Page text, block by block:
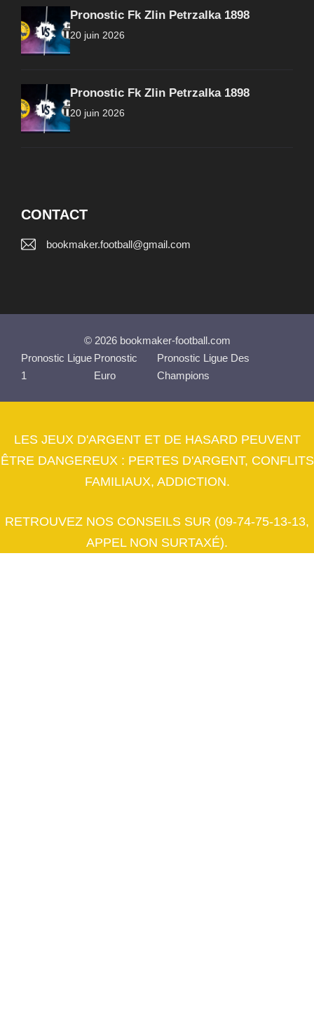
Pronostic Fk Zlin Petrzalka 1898
20 juin 2026
Pronostic Fk Zlin Petrzalka 1898
20 juin 2026
CONTACT
bookmaker.football@gmail.com
© 2026 bookmaker-football.com
Pronostic Ligue
1
Pronostic
Euro
Pronostic Ligue Des
Champions
LES JEUX D'ARGENT ET DE HASARD PEUVENT
ÊTRE DANGEREUX : PERTES D'ARGENT, CONFLITS
FAMILIAUX, ADDICTION.
RETROUVEZ NOS CONSEILS SUR (09-74-75-13-13,
APPEL NON SURTAXÉ).